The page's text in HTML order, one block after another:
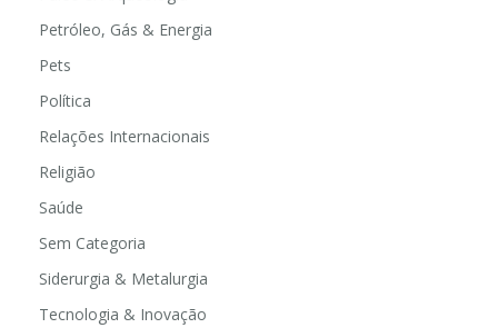
Petróleo, Gás & Energia
Pets
Política
Relações Internacionais
Religião
Saúde
Sem Categoria
Siderurgia & Metalurgia
Tecnologia & Inovação